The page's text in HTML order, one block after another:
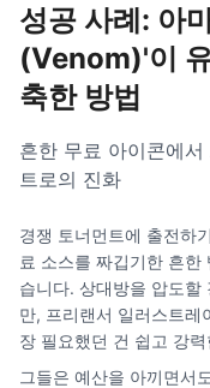
성공 사례: 아
(Venom)'이
축한 방법
흔한 무료 아이콘에
트로의 진화
경쟁 토너먼트에 출전하
료 소스를 짜깁기한 흔한
습니다. 상대방을 압도할
만, 프리랜서 일러스트레
장 필요했던 건 쉽고 강
그들은 예산을 아끼면서